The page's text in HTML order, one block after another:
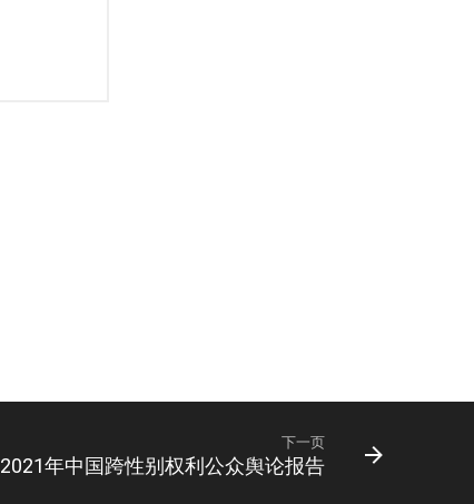
下一页
2021年中国跨性别权利公众舆论报告